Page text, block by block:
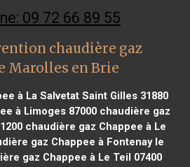
09 72 66 89 55
chaudière gaz
Marolles en Brie
à La Salvetat Saint Gilles 31880
à Limoges 87000 chaudière gaz
chaudière gaz Chappee à Le
gaz Chappee à Fontenay le
gaz Chappee à Le Teil 07400